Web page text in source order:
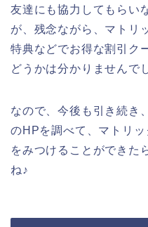
友達にも協力してもらい
が、残念ながら、マトリ
特典などでお得な割引ク
どうかは分かりませんで
なので、今後も引き続き
のHPを調べて、マトリ
をみつけることができた
ね♪